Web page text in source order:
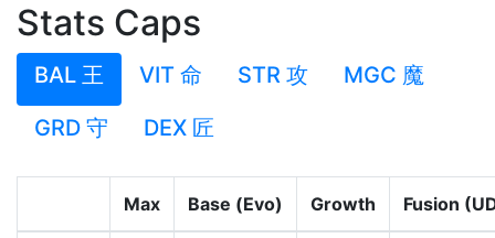
Stats Caps
BAL 王 VIT 命 STR 攻
MGC 魔
GRD 守
DEX 匠
Max Base (Evo) Growth Fusion